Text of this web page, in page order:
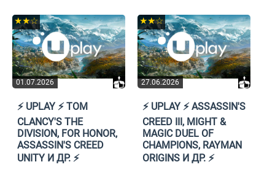
01.07.2026
★★☆
⚡️ UPLAY ⚡️ TOM
CLANCY'S THE
DIVISION, FOR HONOR,
ASSASSIN'S CREED
UNITY И ДР. ⚡️
27.06.2026
★★☆
⚡️ UPLAY ⚡️ ASSASSIN'S
CREED III, MIGHT &
MAGIC DUEL OF
CHAMPIONS, RAYMAN
ORIGINS И ДР. ⚡️